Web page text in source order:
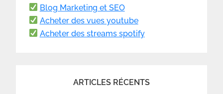
Blog Marketing et SEO
Acheter des vues youtube
Acheter des streams spotify
ARTICLES RÉCENTS